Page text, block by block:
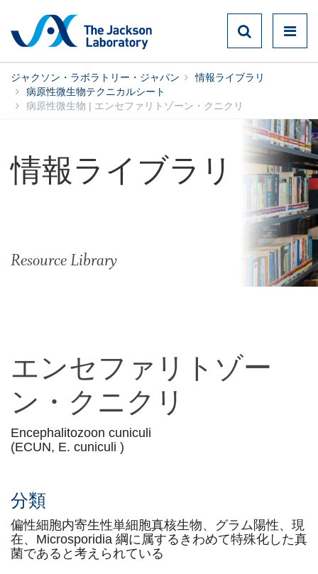
ジャクソン・ラボラトリー・ジャパン
情報ライブラリ
病原性微生物テクニカルシート
病原性微生物 | エンセファリトゾーン・クニクリ
情報ライブラリ
Resource Library
エンセファリトゾー
ン・クニクリ
Encephalitozoon cuniculi
(ECUN, E. cuniculi )
分類
偏性細胞内寄生性単細胞真核生物、グラム陽性、現
在、Microsporidia 綱に属するきわめて特殊化した真
菌であると考えられている